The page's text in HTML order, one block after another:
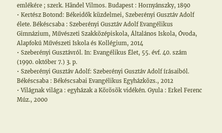
emlékére ; szerk. Händel Vilmos. Budapest : Hornyánszky, 1890
• Kertész Botond: Békeidők küzdelmei, Szeberényi Gusztáv Adolf
élete. Békéscsaba : Szeberényi Gusztáv Adolf Evangélikus
Gimnázium, Művészeti Szakközépiskola, Általános Iskola, Óvoda,
Alapfokú Művészeti Iskola és Kollégium, 2014
• Szeberényi Gusztávról. In: Evangélikus Élet, 55. évf. 40. szám
(1990. október 7.) 3. p.
• Szeberényi Gusztáv Adolf: Szeberényi Gusztáv Adolf írásaiból.
Békéscsaba : Békéscsabai Evangélikus Egyházközs., 2012
• Világnak világa : egyházak a Körösök vidékén. Gyula : Erkel Ferenc
Múz., 2000